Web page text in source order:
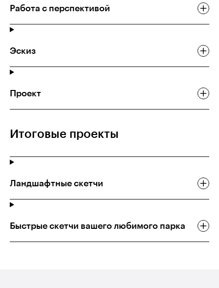
Работа с перспективой
Эскиз
Проект
Итоговые проекты
Ландшафтные скетчи
Быстрые скетчи вашего любимого парка